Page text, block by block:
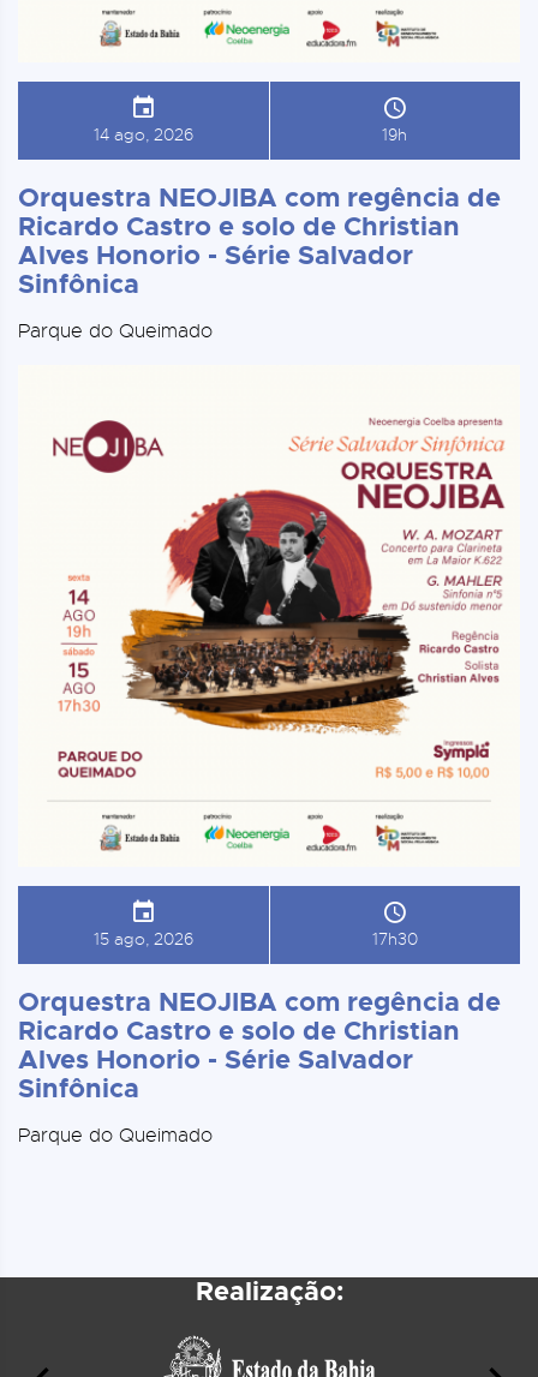
14 ago, 2026 19h
Orquestra NEOJIBA com regência de
Ricardo Castro e solo de Christian
Alves Honorio - Série Salvador
Sinfônica
Parque do Queimado
15 ago, 2026 17h30
Orquestra NEOJIBA com regência de
Ricardo Castro e solo de Christian
Alves Honorio - Série Salvador
Sinfônica
Parque do Queimado
Realização: